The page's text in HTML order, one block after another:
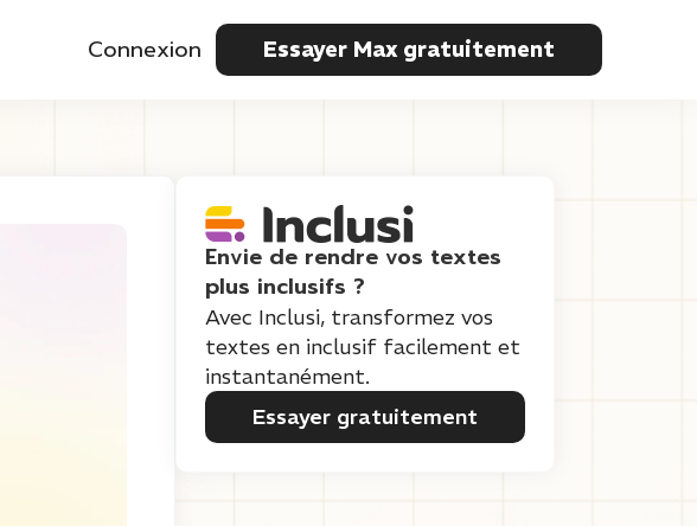
Connexion Essayer Max gratuitement
Envie de rendre vos textes
plus inclusifs ?
Avec Inclusi, transformez vos
textes en inclusif facilement et
instantanément.
Essayer gratuitement